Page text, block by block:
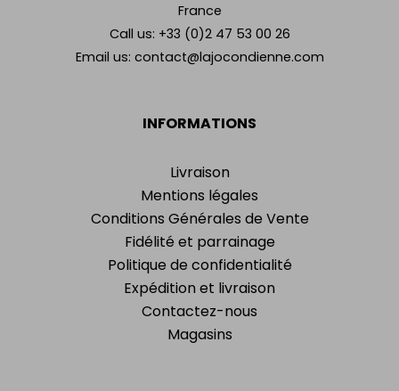
INFORMATIONS
Livraison
Mentions légales
Conditions Générales de Vente
Fidélité et parrainage
Politique de confidentialité
Expédition et livraison
Contactez-nous
Magasins
France
Call us: +33 (0)2 47 53 00 26
Email us: contact@lajocondienne.com